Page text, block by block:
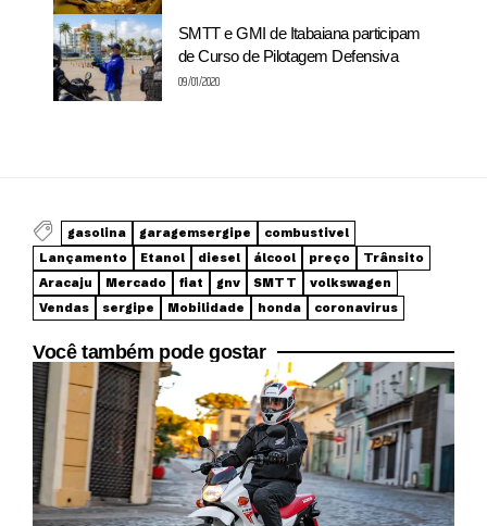
SMTT e GMI de Itabaiana participam
de Curso de Pilotagem Defensiva
09/01/2020
gasolina garagemsergipe
combustivel
Lançamento
Etanol diesel álcool preço
Trânsito
Aracaju
Mercado fiat gnv SMTT
volkswagen
Vendas
sergipe Mobilidade honda coronavirus
Você também pode gostar